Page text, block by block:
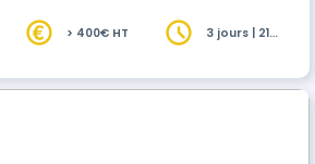
les bases de l'électricité
les interventions
de
> 400€ HT
3 jours | 21